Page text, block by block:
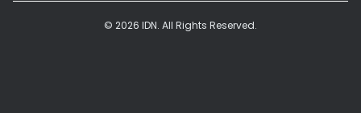
© 2026 IDN. All Rights Reserved.